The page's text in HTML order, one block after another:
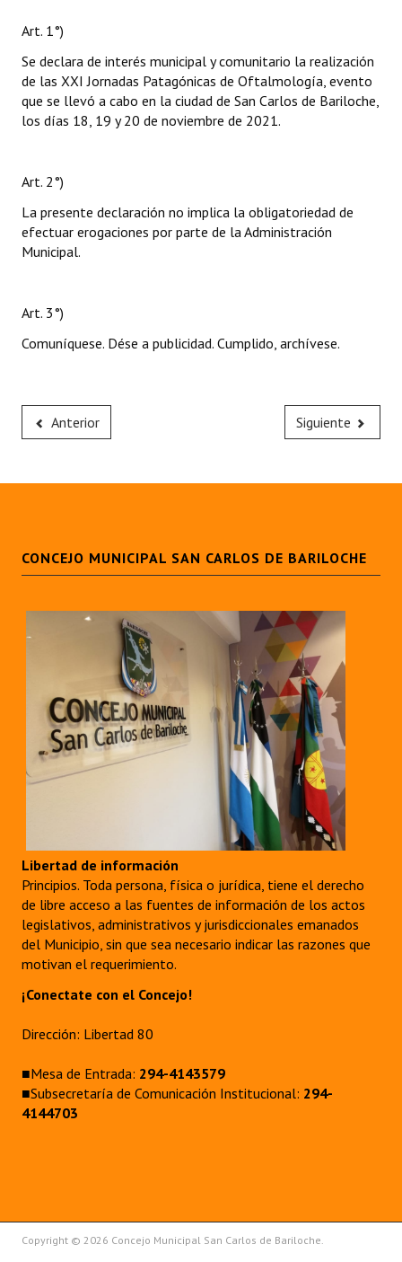
Art. 1°)
Se declara de interés municipal y comunitario la realización
de las XXI Jornadas Patagónicas de Oftalmología, evento
que se llevó a cabo en la ciudad de San Carlos de Bariloche,
los días 18, 19 y 20 de noviembre de 2021.
Art. 2°)
La presente declaración no implica la obligatoriedad de
efectuar erogaciones por parte de la Administración
Municipal.
Art. 3°)
Comuníquese. Dése a publicidad. Cumplido, archívese.
Anterior Siguiente
CONCEJO MUNICIPAL SAN CARLOS DE BARILOCHE
Libertad de información
Principios. Toda persona, física o jurídica, tiene el derecho
de libre acceso a las fuentes de información de los actos
legislativos, administrativos y jurisdiccionales emanados
del Municipio, sin que sea necesario indicar las razones que
motivan el requerimiento.
¡Conectate con el Concejo!
Dirección: Libertad 80
■Mesa de Entrada: 294-4143579
■Subsecretaría de Comunicación Institucional: 294-
4144703
Copyright © 2026 Concejo Municipal San Carlos de Bariloche.